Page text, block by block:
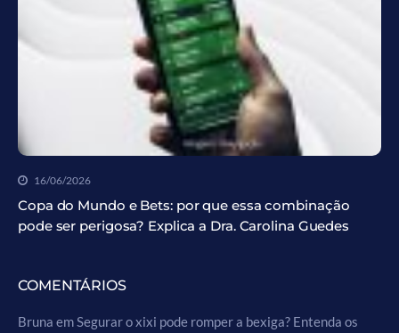
16/06/2026
Copa do Mundo e Bets: por que essa combinação
pode ser perigosa? Explica a Dra. Carolina Guedes
COMENTÁRIOS
Bruna em Segurar o xixi pode romper a bexiga? Entenda os